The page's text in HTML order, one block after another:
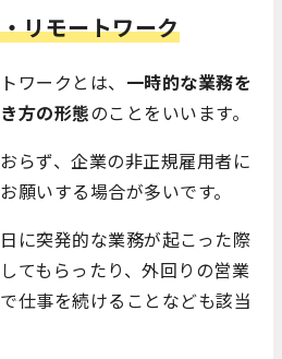
リモートワーク
ワークとは、 一時的な業務を
方の形態のことをいいます。
らず、企業の非正規雇用者に
願いする場合が多いです。
に突発的な業務が起こった際
てもらったり、外回りの営業
仕事を続けることなども該当